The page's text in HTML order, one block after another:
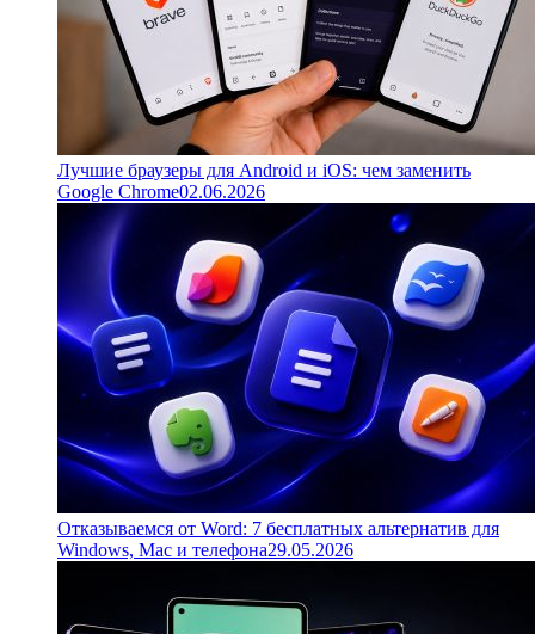
Лучшие браузеры для Android и iOS: чем заменить
Google Chrome02.06.2026
Отказываемся от Word: 7 бесплатных альтернатив для
Windows, Mac и телефона29.05.2026